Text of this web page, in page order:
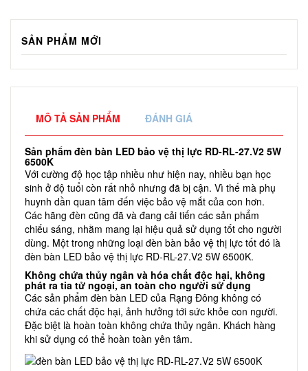
SẢN PHẨM MỚI
MÔ TẢ SẢN PHẨM ĐÁNH GIÁ
Sản phẩm đèn bàn LED bảo vệ thị lực RD-RL-27.V2 5W
6500K
Với cường độ học tập nhiều như hiện nay, nhiều bạn học
sinh ở độ tuổi còn rất nhỏ nhưng đã bị cận. Vì thế mà phụ
huynh dần quan tâm đến việc bảo vệ mắt của con hơn.
Các hãng đèn cũng đã và đang cải tiến các sản phẩm
chiếu sáng, nhằm mang lại hiệu quả sử dụng tốt cho người
dùng. Một trong những loại đèn bàn bảo vệ thị lực tốt đó là
đèn bàn LED bảo vệ thị lực RD-RL-27.V2 5W 6500K.
Không chứa thủy ngân và hóa chất độc hại, không
phát ra tia tử ngoại, an toàn cho người sử dụng
Các sản phẩm đèn bàn LED của Rạng Đông không có
chứa các chất độc hại, ảnh hưởng tới sức khỏe con người.
Đặc biệt là hoàn toàn không chứa thủy ngân. Khách hàng
khi sử dụng có thể hoàn toàn yên tâm.